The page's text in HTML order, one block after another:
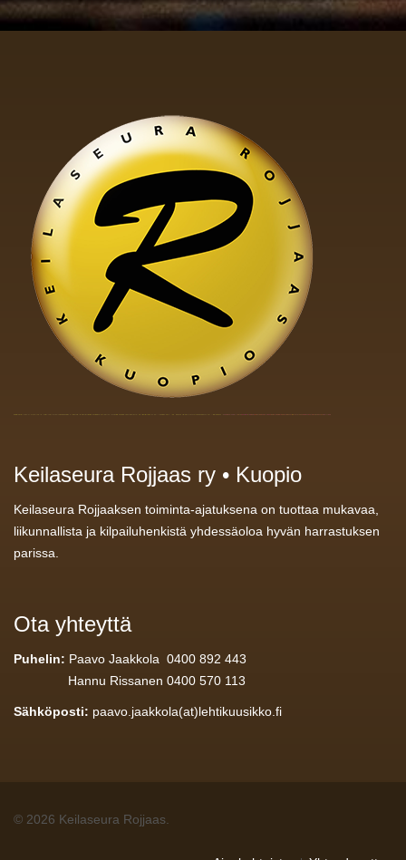
Keilaseura Rojjaas ry • Kuopio
Keilaseura Rojjaaksen toiminta-ajatuksena on tuottaa mukavaa,
liikunnallista ja kilpailuhenkistä yhdessäoloa hyvän harrastuksen
parissa.
Ota yhteyttä
Puhelin: Paavo Jaakkola 0400 892 443
Hannu Rissanen 0400 570 113
Sähköposti: paavo.jaakkola(at)lehtikuusikko.fi
© 2026 Keilaseura Rojjaas.